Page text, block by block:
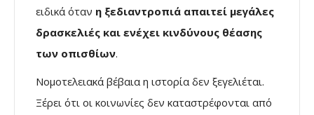
ειδικά όταν η ξεδιαντροπιά απαιτεί μεγάλες
δρασκελιές και ενέχει κινδύνους θέασης
των οπισθίων.
Νομοτελειακά βέβαια η ιστορία δεν ξεγελιέται.
Ξέρει ότι οι κοινωνίες δεν καταστρέφονται από